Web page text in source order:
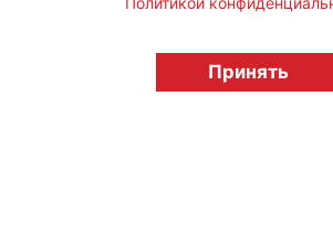
licensingrussia.ru, 2009-
Принять